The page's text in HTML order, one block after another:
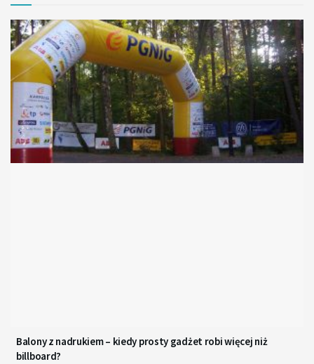
Balony z nadrukiem – kiedy prosty gadżet robi więcej niż
billboard?